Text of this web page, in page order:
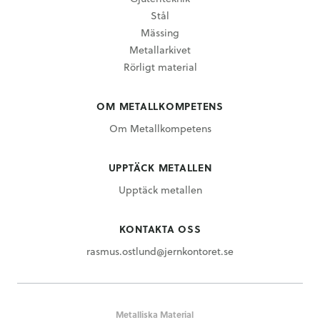
Stål
Mässing
Metallarkivet
Rörligt material
OM METALLKOMPETENS
Om Metallkompetens
UPPTÄCK METALLEN
Upptäck metallen
KONTAKTA OSS
rasmus.ostlund@jernkontoret.se
Metalliska Material